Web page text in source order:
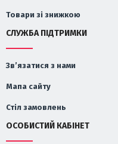
Товари зі знижкою
СЛУЖБА ПІДТРИМКИ
Зв’язатися з нами
Мапа сайту
Стіл замовлень
ОСОБИСТИЙ КАБІНЕТ